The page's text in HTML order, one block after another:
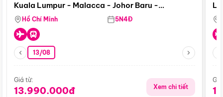
Kuala Lumpur - Malacca - Johor Baru -
Singapore
Hồ Chí Minh 5N4Đ
13/08
Giá từ:
13.990.000đ Xem chi tiết